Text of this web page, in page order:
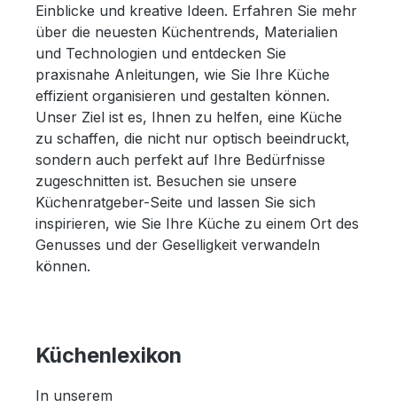
Einblicke und kreative Ideen. Erfahren Sie mehr
über die neuesten Küchentrends, Materialien
und Technologien und entdecken Sie
praxisnahe Anleitungen, wie Sie Ihre Küche
effizient organisieren und gestalten können.
Unser Ziel ist es, Ihnen zu helfen, eine Küche
zu schaffen, die nicht nur optisch beeindruckt,
sondern auch perfekt auf Ihre Bedürfnisse
zugeschnitten ist. Besuchen sie unsere
Küchenratgeber-Seite und lassen Sie sich
inspirieren, wie Sie Ihre Küche zu einem Ort des
Genusses und der Geselligkeit verwandeln
können.
Küchenlexikon
In unserem